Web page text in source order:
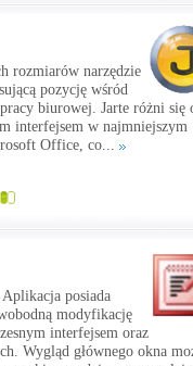
rozmiarów narzędzie
pozycję wśród
biurowej. Jarte różni się
interfejsem w najmniejszym
Office, co...
posiada
modyfikację
interfejsem oraz
Wygląd głównego okna